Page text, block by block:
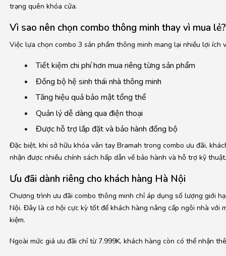
trạng quên khóa cửa.
Vì sao nên chọn combo thông minh thay vì mua lẻ?
Việc lựa chọn combo 3 sản phẩm thông minh mang lại nhiều lợi ích
Tiết kiệm chi phí hơn mua riêng từng sản phẩm
Đồng bộ hệ sinh thái nhà thông minh
Tăng hiệu quả bảo mật tổng thể
Quản lý dễ dàng qua điện thoại
Được hỗ trợ lắp đặt và bảo hành đồng bộ
Đặc biệt, khi sở hữu khóa vân tay Bramah trong combo ưu đãi,
nhận được nhiều chính sách hấp dẫn về bảo hành và hỗ trợ kỹ thuật.
Ưu đãi dành riêng cho khách hàng Hà Nội
Chương trình ưu đãi combo thông minh chỉ áp dụng số lượng giới
Nội. Đây là cơ hội cực kỳ tốt để khách hàng nâng cấp ngôi nhà với
kiệm.
Ngoài mức giá ưu đãi chỉ từ 7.999K, khách hàng còn có thể nhận